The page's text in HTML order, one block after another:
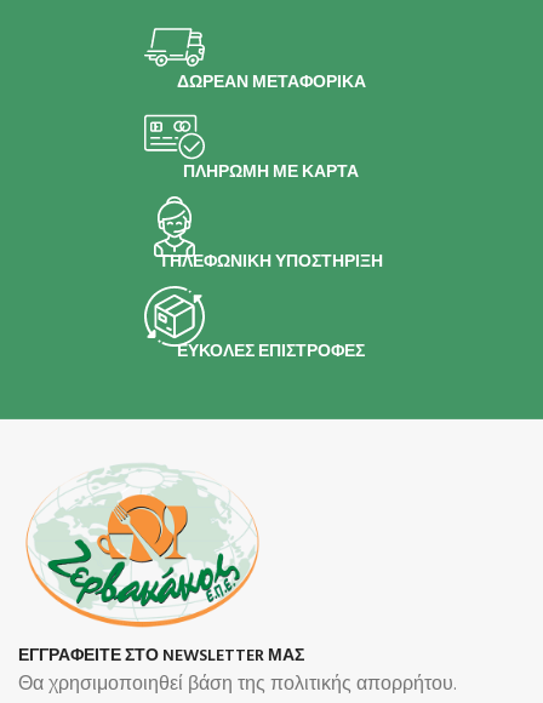
ΔΩΡΕΑΝ ΜΕΤΑΦΟΡΙΚΑ
ΠΛΗΡΩΜΗ ΜΕ ΚΑΡΤΑ
ΤΗΛΕΦΩΝΙΚΗ ΥΠΟΣΤΗΡΙΞΗ
ΕΥΚΟΛΕΣ ΕΠΙΣΤΡΟΦΕΣ
ΕΓΓΡΑΦΕΙΤΕ ΣΤΟ NEWSLETTER ΜΑΣ
Θα χρησιμοποιηθεί βάση της πολιτικής απορρήτου.